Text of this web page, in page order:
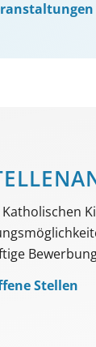
Katholischen
Stellen